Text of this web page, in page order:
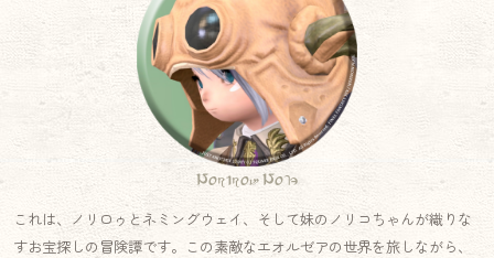
Norirow Note
これは、ノリロゥとネミングウェイ、そして妹のノリコちゃんが織りな
すお宝探しの冒険譚です。この素敵なエオルゼアの世界を旅しながら、